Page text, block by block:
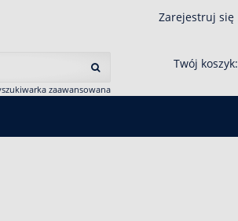
zaawansowana
Zarejestruj się
Twój koszyk: